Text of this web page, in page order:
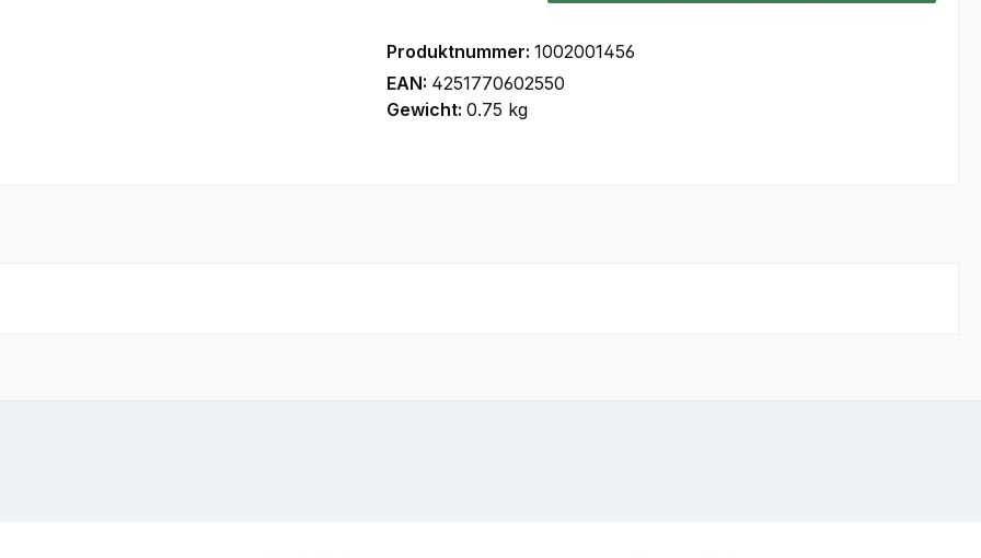
Produktnummer: 1002001456
EAN: 4251770602550
Gewicht: 0.75 kg